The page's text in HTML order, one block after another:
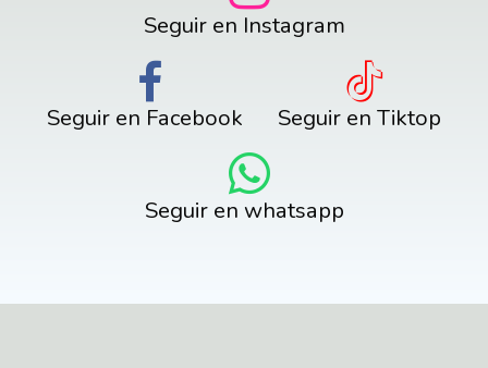
Seguir en Instagram
Seguir en Facebook Seguir en Tiktop
Seguir en whatsapp